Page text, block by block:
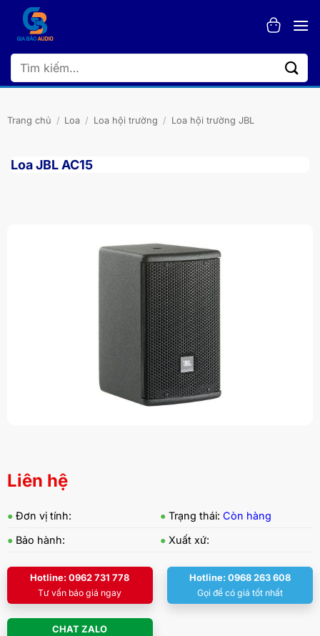
dung
Tìm
kiếm:
Trang chủ / Loa / Loa hội trường / Loa hội trường JBL
Loa JBL AC15
Liên hệ
● Đơn vị tính: ● Trạng thái: Còn hàng
● Bảo hành: ● Xuất xứ:
Hotline: 0962 731 778
Tư vấn báo giá ngay
Hotline: 0968 263 608
Gọi để có giá tốt nhất
CHAT ZALO